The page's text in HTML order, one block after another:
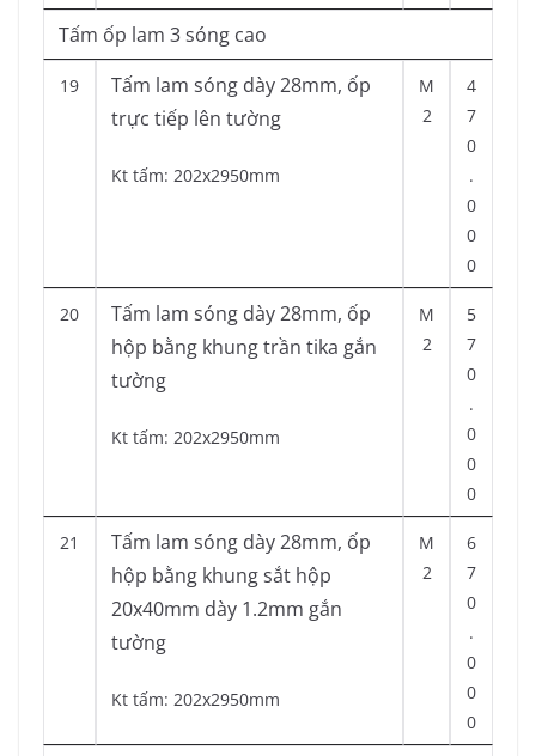
Tấm ốp lam 3 sóng cao
19
Tấm lam sóng dày 28mm, ốp
trực tiếp lên tường
Kt tấm: 202x2950mm
M
2
4
7
0
.
0
0
0
20
Tấm lam sóng dày 28mm, ốp
hộp bằng khung trần tika gắn
tường
Kt tấm: 202x2950mm
M
2
5
7
0
.
0
0
0
21
Tấm lam sóng dày 28mm, ốp
hộp bằng khung sắt hộp
20x40mm dày 1.2mm gắn
tường
Kt tấm: 202x2950mm
M
2
6
7
0
.
0
0
0